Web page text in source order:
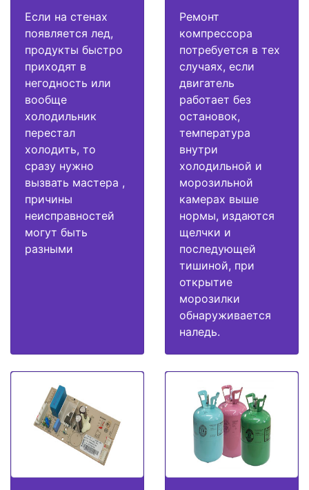
Если на стенах
появляется лед,
продукты быстро
приходят в
негодность или
вообще
холодильник
перестал
холодить, то
сразу нужно
вызвать мастера ,
причины
неисправностей
могут быть
разными
Ремонт
компрессора
потребуется в тех
случаях, если
двигатель
работает без
остановок,
температура
внутри
холодильной и
морозильной
камерах выше
нормы, издаются
щелчки и
последующей
тишиной, при
открытие
морозилки
обнаруживается
наледь.